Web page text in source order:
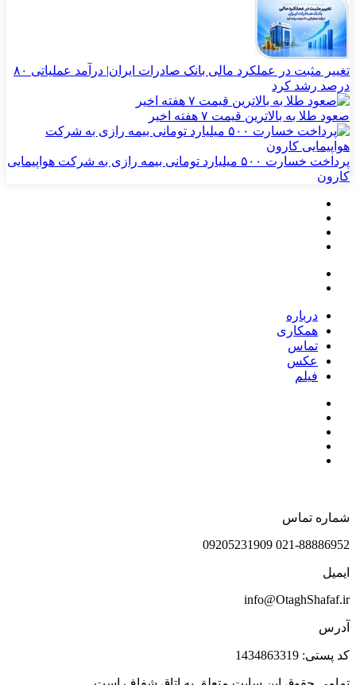
تغییر مثبت در عملکرد مالی بانک صادرات ایران| درآمد عملیاتی ۸۰
درصد رشد کرد
صعود طلا به بالاترین قیمت ۷ هفته اخیر
پرداخت خسارت ۵۰۰ میلیارد تومانی بیمه رازی به شرکت هواپیمایی
کارون
درباره
همکاری
تماس
عکس
فیلم
شماره تماس
021-88886952 09205231909
ایمیل
info@OtaghShafaf.ir
آدرس
کد پستی: 1434863319